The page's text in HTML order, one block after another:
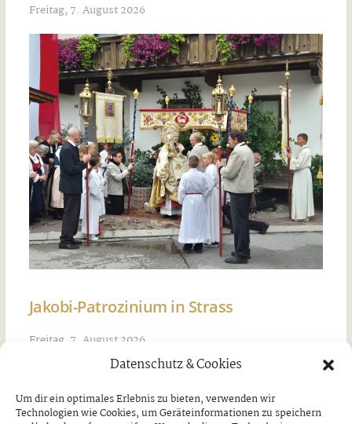
Datenschutz & Cookies
Um dir ein optimales Erlebnis zu bieten, verwenden wir
Technologien wie Cookies, um Geräteinformationen zu speichern
Freitag, 7. August 2026
Jakobi-Patrozinium in Strass
Freitag, 7. August 2026